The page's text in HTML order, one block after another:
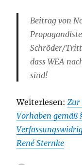
Beitrag von
Schröder/
dass WEA
sind!
Weiterlesen:Zur
Vorhaben gemäß
René Sternke